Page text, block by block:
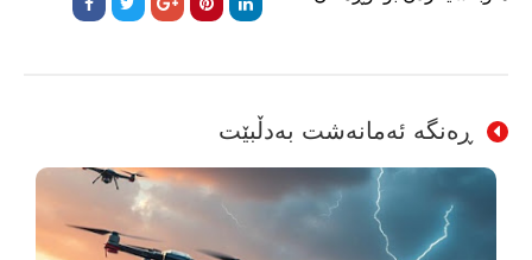
ڕەنگە ئەمانەشت بەدڵبێت